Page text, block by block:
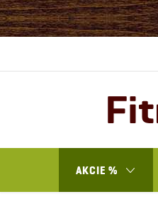
Prejsť
na
obsah
AKCIE %